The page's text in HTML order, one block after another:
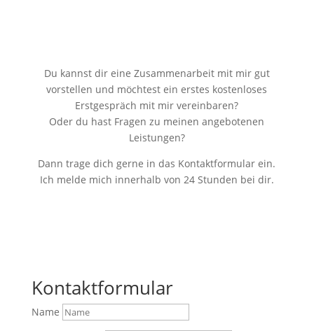
Du kannst dir eine Zusammenarbeit mit mir gut
vorstellen und möchtest ein erstes kostenloses
Erstgespräch mit mir vereinbaren?
Oder du hast Fragen zu meinen angebotenen
Leistungen?
Dann trage dich gerne in das Kontaktformular ein.
Ich melde mich innerhalb von 24 Stunden bei dir.
Kontaktformular
Name